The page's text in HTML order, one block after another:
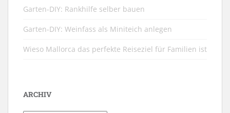
Garten-DIY: Rankhilfe selber bauen
Garten-DIY: Weinfass als Miniteich anlegen
Wieso Mallorca das perfekte Reiseziel für Familien ist
ARCHIV